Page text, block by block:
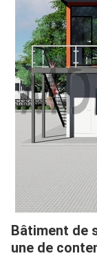
Bâtiment de
une de